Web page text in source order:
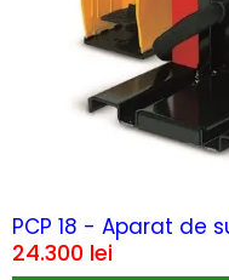
PCP 18 - Aparat de
24.300 lei